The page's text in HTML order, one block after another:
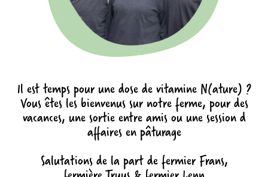
Il est temps pour une dose de vitamine N(ature) ?
Vous êtes les bienvenus sur notre ferme, pour des
vacances, une sortie entre amis ou une session d
affaires en pâturage
Salutations de la part de fermier Frans,